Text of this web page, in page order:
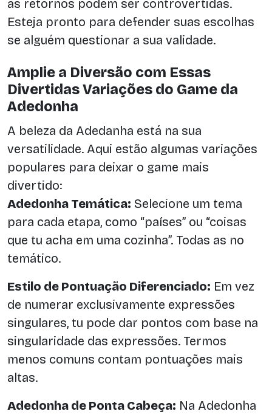
as retornos podem ser controvertidas.
Esteja pronto para defender suas escolhas
se alguém questionar a sua validade.
Amplie a Diversão com Essas
Divertidas Variações do Game da
Adedonha
A beleza da Adedanha está na sua
versatilidade. Aqui estão algumas variações
populares para deixar o game mais
divertido:
Adedonha Temática: Selecione um tema
para cada etapa, como “países” ou “coisas
que tu acha em uma cozinha”. Todas as no
temático.
Estilo de Pontuação Diferenciado: Em vez
de numerar exclusivamente expressões
singulares, tu pode dar pontos com base na
singularidade das expressões. Termos
menos comuns contam pontuações mais
altas.
Adedonha de Ponta Cabeça: Na Adedonha